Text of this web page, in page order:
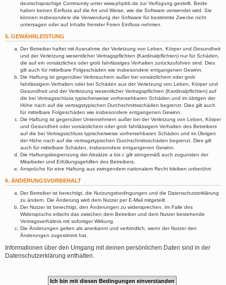
deutschsprachige Community unter www.phpbb.de zur Verfügung gestellt. Beide
haben keinen Einfluss auf die Art und Weise, wie die Software verwendet wird. Sie
können insbesondere die Verwendung der Software für bestimmte Zwecke nicht
untersagen oder auf Inhalte fremder Foren Einfluss nehmen.
5. GEWÄHRLEISTUNG
Der Betreiber haftet mit Ausnahme der Verletzung von Leben, Körper und Gesundheit
und der Verletzung wesentlicher Vertragspflichten (Kardinalpflichten) nur für Schäden,
die auf ein vorsätzliches oder grob fahrlässiges Verhalten zurückzuführen sind. Dies
gilt auch für mittelbare Folgeschäden wie insbesondere entgangenen Gewinn.
Die Haftung ist gegenüber Verbrauchern außer bei vorsätzlichem oder grob
fahrlässigem Verhalten oder bei Schäden aus der Verletzung von Leben, Körper und
Gesundheit und der Verletzung wesentlicher Vertragspflichten (Kardinalpflichten) auf
die bei Vertragsschluss typischerweise vorhersehbaren Schäden und im übrigen der
Höhe nach auf die vertragstypischen Durchschnittsschäden begrenzt. Dies gilt auch
für mittelbare Folgeschäden wie insbesondere entgangenen Gewinn.
Die Haftung ist gegenüber Unternehmern außer bei der Verletzung von Leben, Körper
und Gesundheit oder vorsätzlichem oder grob fahrlässigem Verhalten des Betreibers
auf die bei Vertragsschluss typischerweise vorhersehbaren Schäden und im Übrigen
der Höhe nach auf die vertragstypischen Durchschnittsschäden begrenzt. Dies gilt
auch für mittelbare Schäden, insbesondere entgangenen Gewinn.
Die Haftungsbegrenzung der Absätze a bis c gilt sinngemäß auch zugunsten der
Mitarbeiter und Erfüllungsgehilfen des Betreibers.
Ansprüche für eine Haftung aus zwingendem nationalem Recht bleiben unberührt.
6. ÄNDERUNGSVORBEHALT
Der Betreiber ist berechtigt, die Nutzungsbedingungen und die Datenschutzerklärung
zu ändern. Die Änderung wird dem Nutzer per E-Mail mitgeteilt.
Der Nutzer ist berechtigt, den Änderungen zu widersprechen. Im Falle des
Widerspruchs erlischt das zwischen dem Betreiber und dem Nutzer bestehende
Vertragsverhältnis mit sofortiger Wirkung.
Die Änderungen gelten als anerkannt und verbindlich, wenn der Nutzer den
Änderungen zugestimmt hat.
Informationen über den Umgang mit deinen persönlichen Daten sind in der
Datenschutzerklärung enthalten.